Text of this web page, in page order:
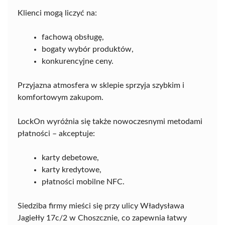
Klienci mogą liczyć na:
fachową obsługę,
bogaty wybór produktów,
konkurencyjne ceny.
Przyjazna atmosfera w sklepie sprzyja szybkim i
komfortowym zakupom.
LockOn wyróżnia się także nowoczesnymi metodami
płatności – akceptuje:
karty debetowe,
karty kredytowe,
płatności mobilne NFC.
Siedziba firmy mieści się przy ulicy Władysława
Jagiełły 17c/2 w Choszcznie, co zapewnia łatwy